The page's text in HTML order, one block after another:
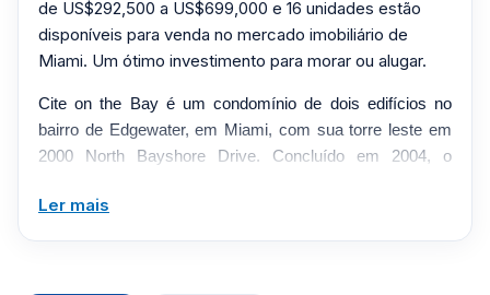
de US$292,500 a US$699,000 e 16 unidades estão
disponíveis para venda no mercado imobiliário de
Miami. Um ótimo investimento para morar ou alugar.
Cite on the Bay é um condomínio de dois edifícios no
bairro de Edgewater, em Miami, com sua torre leste em
2000 North Bayshore Drive. Concluído em 2004, o
estruturas de seis e 16 andares, oferecendo desde
Ler mais